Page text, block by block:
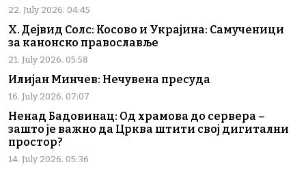
22. July 2026. 04:45
Х. Дејвид Солс: Косово и Украјина: Самученици
за канонско православље
21. July 2026. 05:58
Илијан Минчев: Нечувена пресуда
16. July 2026. 07:07
Ненад Бадовинац: Од храмова до сервера –
зашто је важно да Црква штити свој дигитални
простор?
14. July 2026. 05:36